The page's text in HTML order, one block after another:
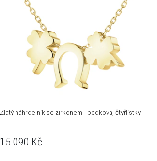
Zlatý náhrdelník se zirkonem - podkova, čtyřlístky
15 090 Kč